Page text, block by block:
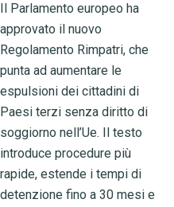
Il Parlamento europeo ha
approvato il nuovo
Regolamento Rimpatri, che
punta ad aumentare le
espulsioni dei cittadini di
Paesi terzi senza diritto di
soggiorno nell’Ue. Il testo
introduce procedure più
rapide, estende i tempi di
detenzione fino a 30 mesi e